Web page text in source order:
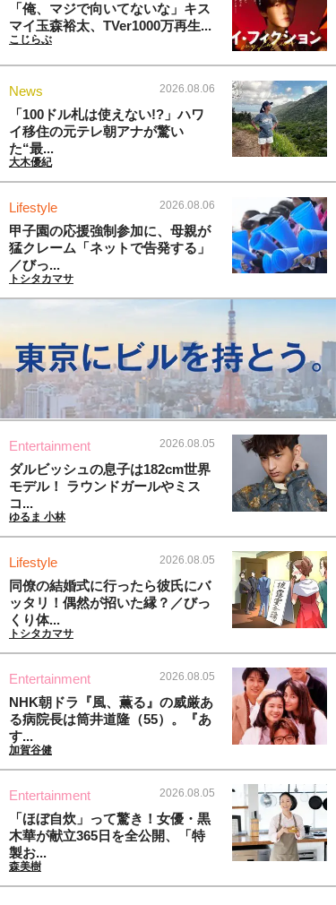
「俺、マジで向いてないな」キス
マイ玉森裕太、TVer1000万再生...
こじらぶ
News 2026.08.06
「100ドル札は使えない!?」ハワ
イ移住の元テレ朝アナが驚い
た“最...
大木優紀
Lifestyle 2026.08.06
甲子園の応援強制参加に、母親が
猛クレーム「ネットで告発する」
／びっ...
トシタカマサ
Entertainment 2026.08.05
ダルビッシュの息子は182cm世界
モデル！ ラウンドガールやミス
コ...
ゆるま 小林
Lifestyle 2026.08.05
同僚の結婚式に行ったら彼氏にバ
ッタリ！偶然が招いた縁？／びっ
くり体...
トシタカマサ
Entertainment 2026.08.05
NHK朝ドラ『風、薫る』の威厳あ
る病院長は筒井道隆（55）。『あ
す...
加賀谷健
Entertainment 2026.08.05
「ほぼ自炊」って驚き！女優・黒
木華が献立365日を全公開、「特
製お...
森美樹